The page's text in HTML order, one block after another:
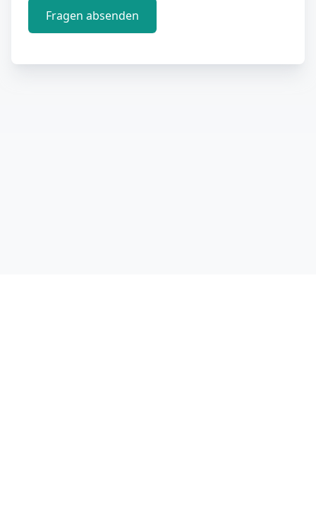
Fragen absenden